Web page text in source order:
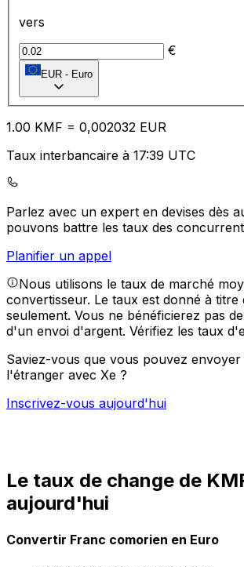
vers
€
EUR - Euro
1.00 KMF = 0,002032 EUR
Taux interbancaire à 17:39 UTC
Parlez avec un expert en devises dès
pouvons battre les taux des
Planifier un appel
Nous utilisons le taux de marché
convertisseur. Le taux est donné à
seulement. Vous ne bénéficierez pas
d'un envoi d'argent. Vérifiez les taux
Saviez-vous que vous pouvez
l'étranger avec Xe ?
Inscrivez-vous aujourd'hui
Le taux de change de
aujourd'hui
Convertir Franc comorien en Euro